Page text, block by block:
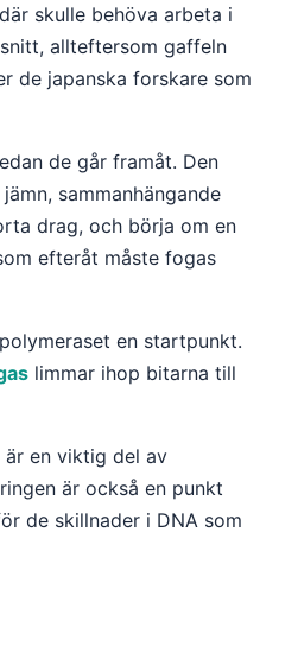
skulle behöva arbeta i
allteftersom gaffeln
de japanska forskare som
de går framåt. Den
sammanhängande
drag, och börja om en
efteråt måste fogas
en startpunkt.
limmar ihop bitarna till
är en viktig del av
är också en punkt
de skillnader i DNA som